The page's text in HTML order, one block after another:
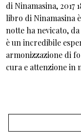
di Ninamasina, 2017
libro di Ninamasina
notte ha nevicato,
è un incredibile
armonizzazione di
cura e attenzione in